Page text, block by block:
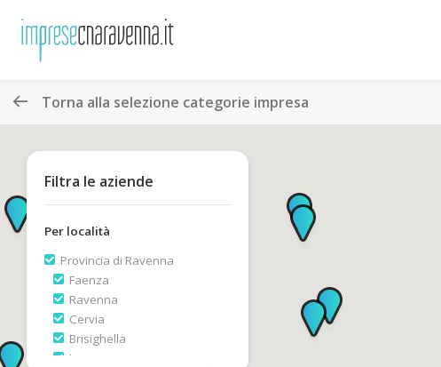
Torna alla selezione categorie impresa
Filtra le aziende
Per località
Provincia di Ravenna
Faenza
Ravenna
Cervia
Brisighella
Lugo